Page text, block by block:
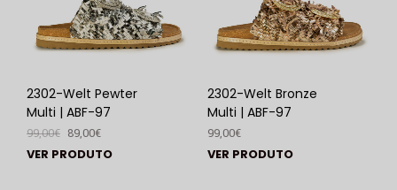
2302-Welt Pewter
Multi | ABF-97
99,00€ 89,00€
VER PRODUTO
2302-Welt Bronze
Multi | ABF-97
99,00€
VER PRODUTO